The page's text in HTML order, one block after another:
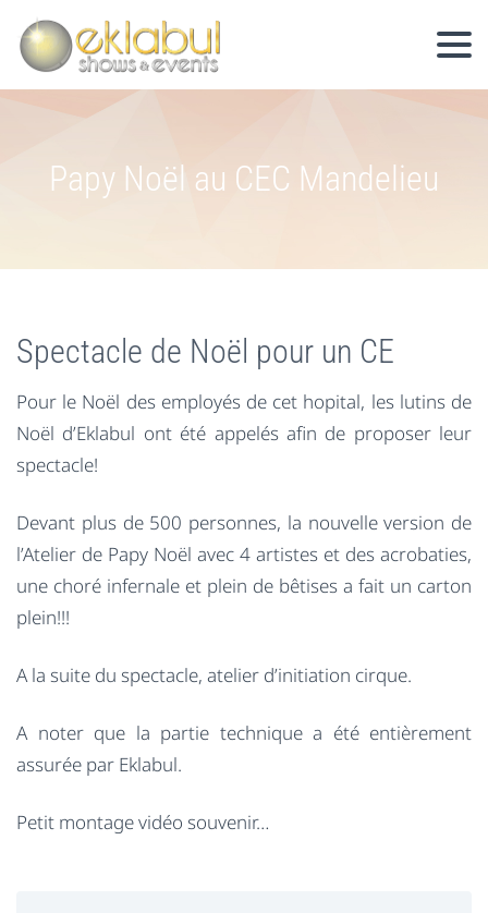
Papy Noël au CEC Mandelieu
Spectacle de Noël pour un CE
Pour le Noël des employés de cet hopital, les lutins de
Noël d’Eklabul ont été appelés afin de proposer leur
spectacle!
Devant plus de 500 personnes, la nouvelle version de
l’Atelier de Papy Noël avec 4 artistes et des acrobaties,
une choré infernale et plein de bêtises a fait un carton
plein!!!
A la suite du spectacle, atelier d’initiation cirque.
A noter que la partie technique a été entièrement
assurée par Eklabul.
Petit montage vidéo souvenir…